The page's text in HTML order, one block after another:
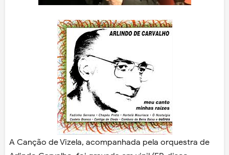
A Canção de Vizela, acompanhada pela orquestra de